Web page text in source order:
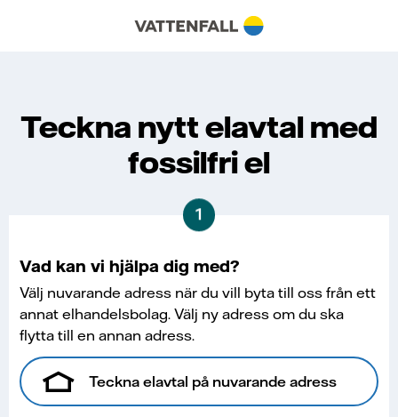
Teckna nytt elavtal med
fossilfri el